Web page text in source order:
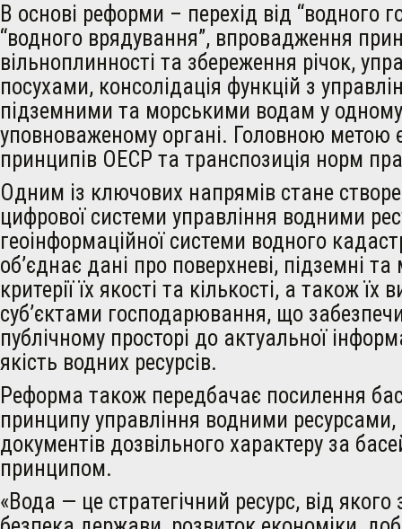
В основі реформи – перехід від “водного
“водного врядування”, впровадження
вільноплинності та збереження річок,
посухами, консолідація функцій з
підземними та морськими водам у одному
уповноваженому органі. Головною метою
принципів ОЕСР та транспозиція норм
Одним із ключових напрямів стане
цифрової системи управління водними
геоінформаційної системи водного
об’єднає дані про поверхневі, підземні
критерії їх якості та кількості, а також їх
суб’єктами господарювання, що
публічному просторі до актуальної
якість водних ресурсів.
Реформа також передбачає посилення
принципу управління водними
документів дозвільного характеру за
принципом.
«Вода — це стратегічний ресурс, від